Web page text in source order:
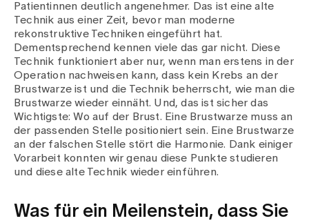
Patientinnen deutlich angenehmer. Das ist eine alte
Technik aus einer Zeit, bevor man moderne
rekonstruktive Techniken eingeführt hat.
Dementsprechend kennen viele das gar nicht. Diese
Technik funktioniert aber nur, wenn man erstens in der
Operation nachweisen kann, dass kein Krebs an der
Brustwarze ist und die Technik beherrscht, wie man die
Brustwarze wieder einnäht. Und, das ist sicher das
Wichtigste: Wo auf der Brust. Eine Brustwarze muss an
der passenden Stelle positioniert sein. Eine Brustwarze
an der falschen Stelle stört die Harmonie. Dank einiger
Vorarbeit konnten wir genau diese Punkte studieren
und diese alte Technik wieder einführen.
Was für ein Meilenstein, dass Sie